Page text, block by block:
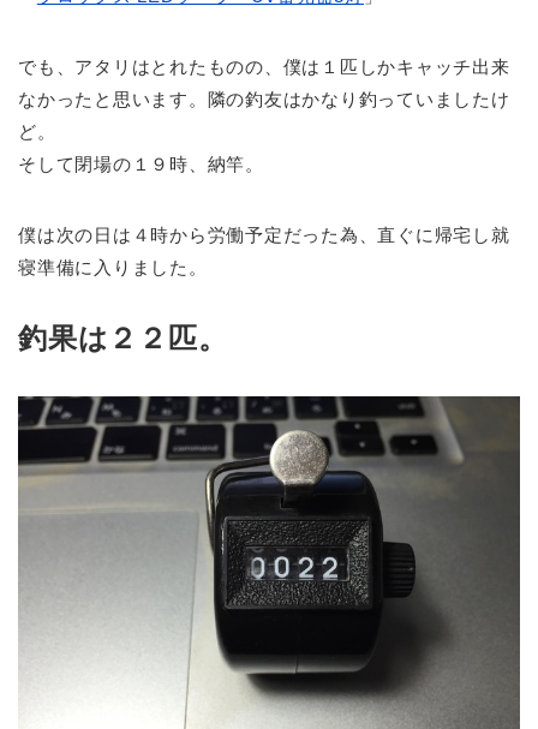
でも、アタリはとれたものの、僕は１匹しかキャッチ出来
なかったと思います。隣の釣友はかなり釣っていましたけ
ど。
そして閉場の１９時、納竿。
僕は次の日は４時から労働予定だった為、直ぐに帰宅し就
寝準備に入りました。
釣果は２２匹。